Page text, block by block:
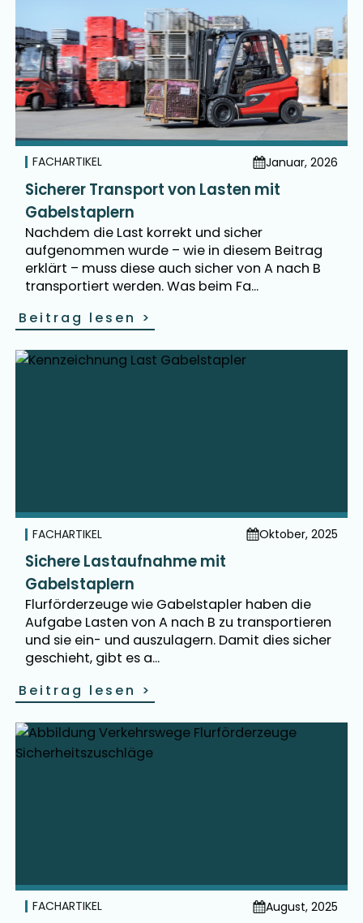
FACHARTIKEL Januar, 2026
Sicherer Transport von Lasten mit
Gabelstaplern
Nachdem die Last korrekt und sicher
aufgenommen wurde – wie in diesem Beitrag
erklärt – muss diese auch sicher von A nach B
transportiert werden. Was beim Fa...
Beitrag lesen >
FACHARTIKEL Oktober, 2025
Sichere Lastaufnahme mit
Gabelstaplern
Flurförderzeuge wie Gabelstapler haben die
Aufgabe Lasten von A nach B zu transportieren
und sie ein- und auszulagern. Damit dies sicher
geschieht, gibt es a...
Beitrag lesen >
FACHARTIKEL August, 2025